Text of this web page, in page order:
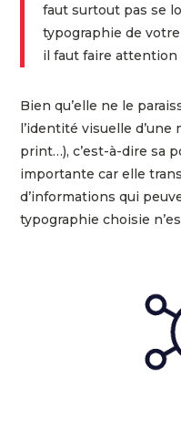
faut surtout pas se
typographie de
il faut faire attention
Bien qu’elle ne le
l’identité visuelle
print…), c’est-à-dire sa
importante car elle
d’informations qui
typographie choisie